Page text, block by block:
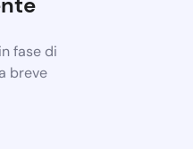
fase di
breve